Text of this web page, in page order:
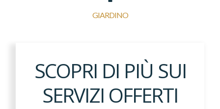
GIARDINO
SCOPRI DI PIÙ SUI
SERVIZI OFFERTI